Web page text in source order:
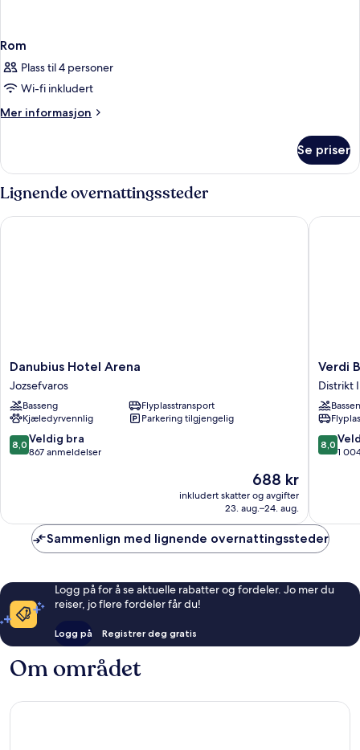
Rom
Plass til 4 personer
Wi-fi inkludert
Mer informasjon
Mer
Se priser
Lignende overnattingssteder
Danubius
Hotel
Arena
Jozsefvaros
Danubius Hotel Arena
Jozsefvaros
Basseng
Flyplasstransport
Kjæledyrvennlig
Parkering tilgjengelig
8.0
av
anmeldelser
8,0 Veldig bra
867 anmeldelser
Prisen
688 kr
688 kr
inkludert skatter og avgifter
23. aug.–24. aug.
Danubius Hotel Arena
Verdi
Distrikt
III
Verdi
Distrikt
8.0
av
8,0
1
Verdi
Sammenlign med lignende overnattingssteder
Logg på for å se aktuelle rabatter og fordeler. Jo mer du
reiser, jo flere fordeler får du!
Logg på Registrer deg gratis
Om området